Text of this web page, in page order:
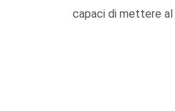
capaci di mettere al